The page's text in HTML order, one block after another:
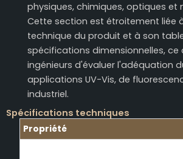
physiques, chimiques, optiques et
Cette section est étroitement liée
technique du produit et à son
spécifications dimensionnelles, ce
ingénieurs d'évaluer l'adéquation
applications UV-Vis, de
industriel.
Spécifications techniques
Propriété